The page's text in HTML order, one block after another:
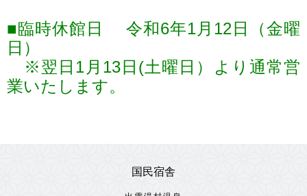
■臨時休館日 令和6年1月12日（金曜
日）
※翌日1月13日(土曜日）より通常営
業いたします。
国民宿舎